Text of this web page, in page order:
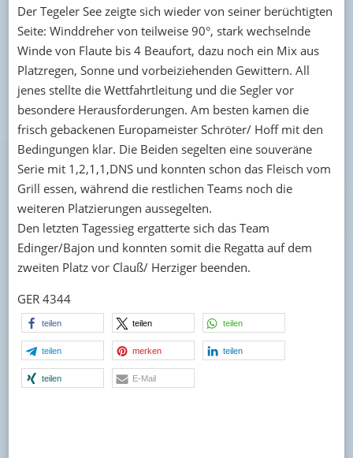
Der Tegeler See zeigte sich wieder von seiner berüchtigten
Seite: Winddreher von teilweise 90°, stark wechselnde
Winde von Flaute bis 4 Beaufort, dazu noch ein Mix aus
Platzregen, Sonne und vorbeiziehenden Gewittern. All
jenes stellte die Wettfahrtleitung und die Segler vor
besondere Herausforderungen. Am besten kamen die
frisch gebackenen Europameister Schröter/ Hoff mit den
Bedingungen klar. Die Beiden segelten eine souveräne
Serie mit 1,2,1,1,DNS und konnten schon das Fleisch vom
Grill essen, während die restlichen Teams noch die
weiteren Platzierungen aussegelten.
Den letzten Tagessieg ergatterte sich das Team
Edinger/Bajon und konnten somit die Regatta auf dem
zweiten Platz vor Clauß/ Herziger beenden.
GER 4344
teilen teilen teilen
teilen merken teilen
teilen E-Mail